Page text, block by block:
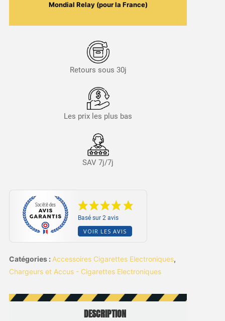
Mondial Relay (pour la France)
Retours sous 30j
Les prix les plus bas
SAV 7j/7j
Basé sur 2 avis
VOIR LES AVIS
Catégories : Accessoires Cigarettes Electroniques,
Chargeurs et Accus - Cigarettes Electroniques
DESCRIPTION